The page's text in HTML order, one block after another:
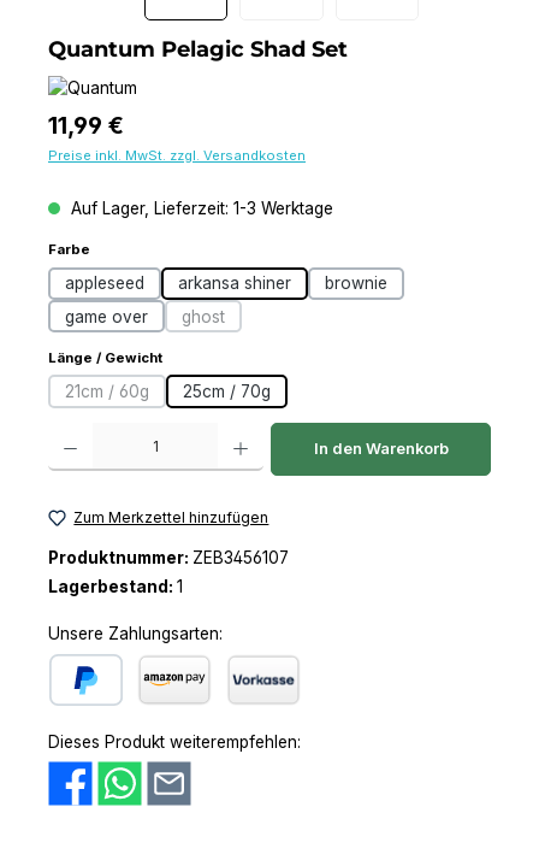
Quantum Pelagic Shad Set
Regulärer Preis:
11,99 €
Preise inkl. MwSt. zzgl. Versandkosten
Auf Lager, Lieferzeit: 1-3 Werktage
Farbe
appleseed arkansa shiner
brownie
game over
ghost(Diese Option ist zurzeit nicht verfügbar.)
Länge / Gewichtauswählen
21cm / 60g(Diese Option ist zurzeit nicht verfügbar.)
25cm / 70g
Produkt Anzahl: Gib den gewünschten Wert ein oder benutze die
In den Warenkorb
Zum Merkzettel hinzufügen
Produktnummer: ZEB3456107
Lagerbestand: 1
Unsere Zahlungsarten:
Dieses Produkt weiterempfehlen: